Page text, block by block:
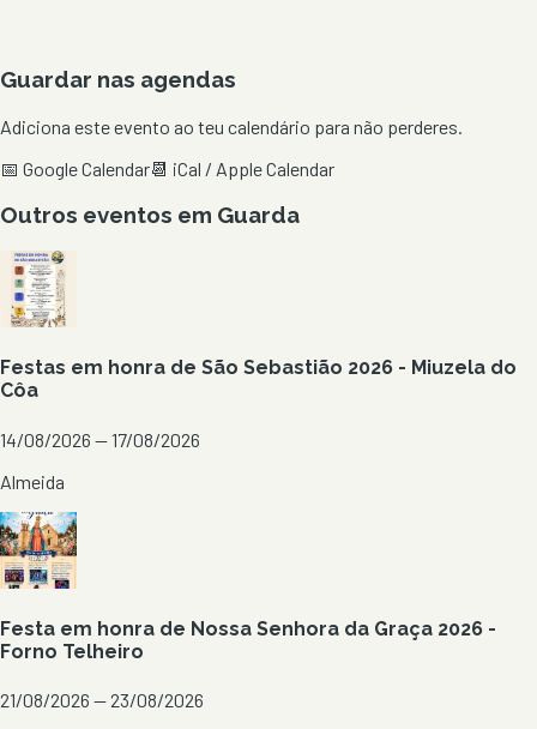
Guardar nas agendas
Adiciona este evento ao teu calendário para não perderes.
📅 Google Calendar📆 iCal / Apple Calendar
Outros eventos em Guarda
Festas em honra de São Sebastião 2026 - Miuzela do
Côa
14/08/2026 — 17/08/2026
Almeida
Festa em honra de Nossa Senhora da Graça 2026 -
Forno Telheiro
21/08/2026 — 23/08/2026